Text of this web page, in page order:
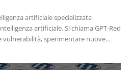
artificiale specializzata
artificiale. Si chiama GPT-Red
sperimentare nuove...